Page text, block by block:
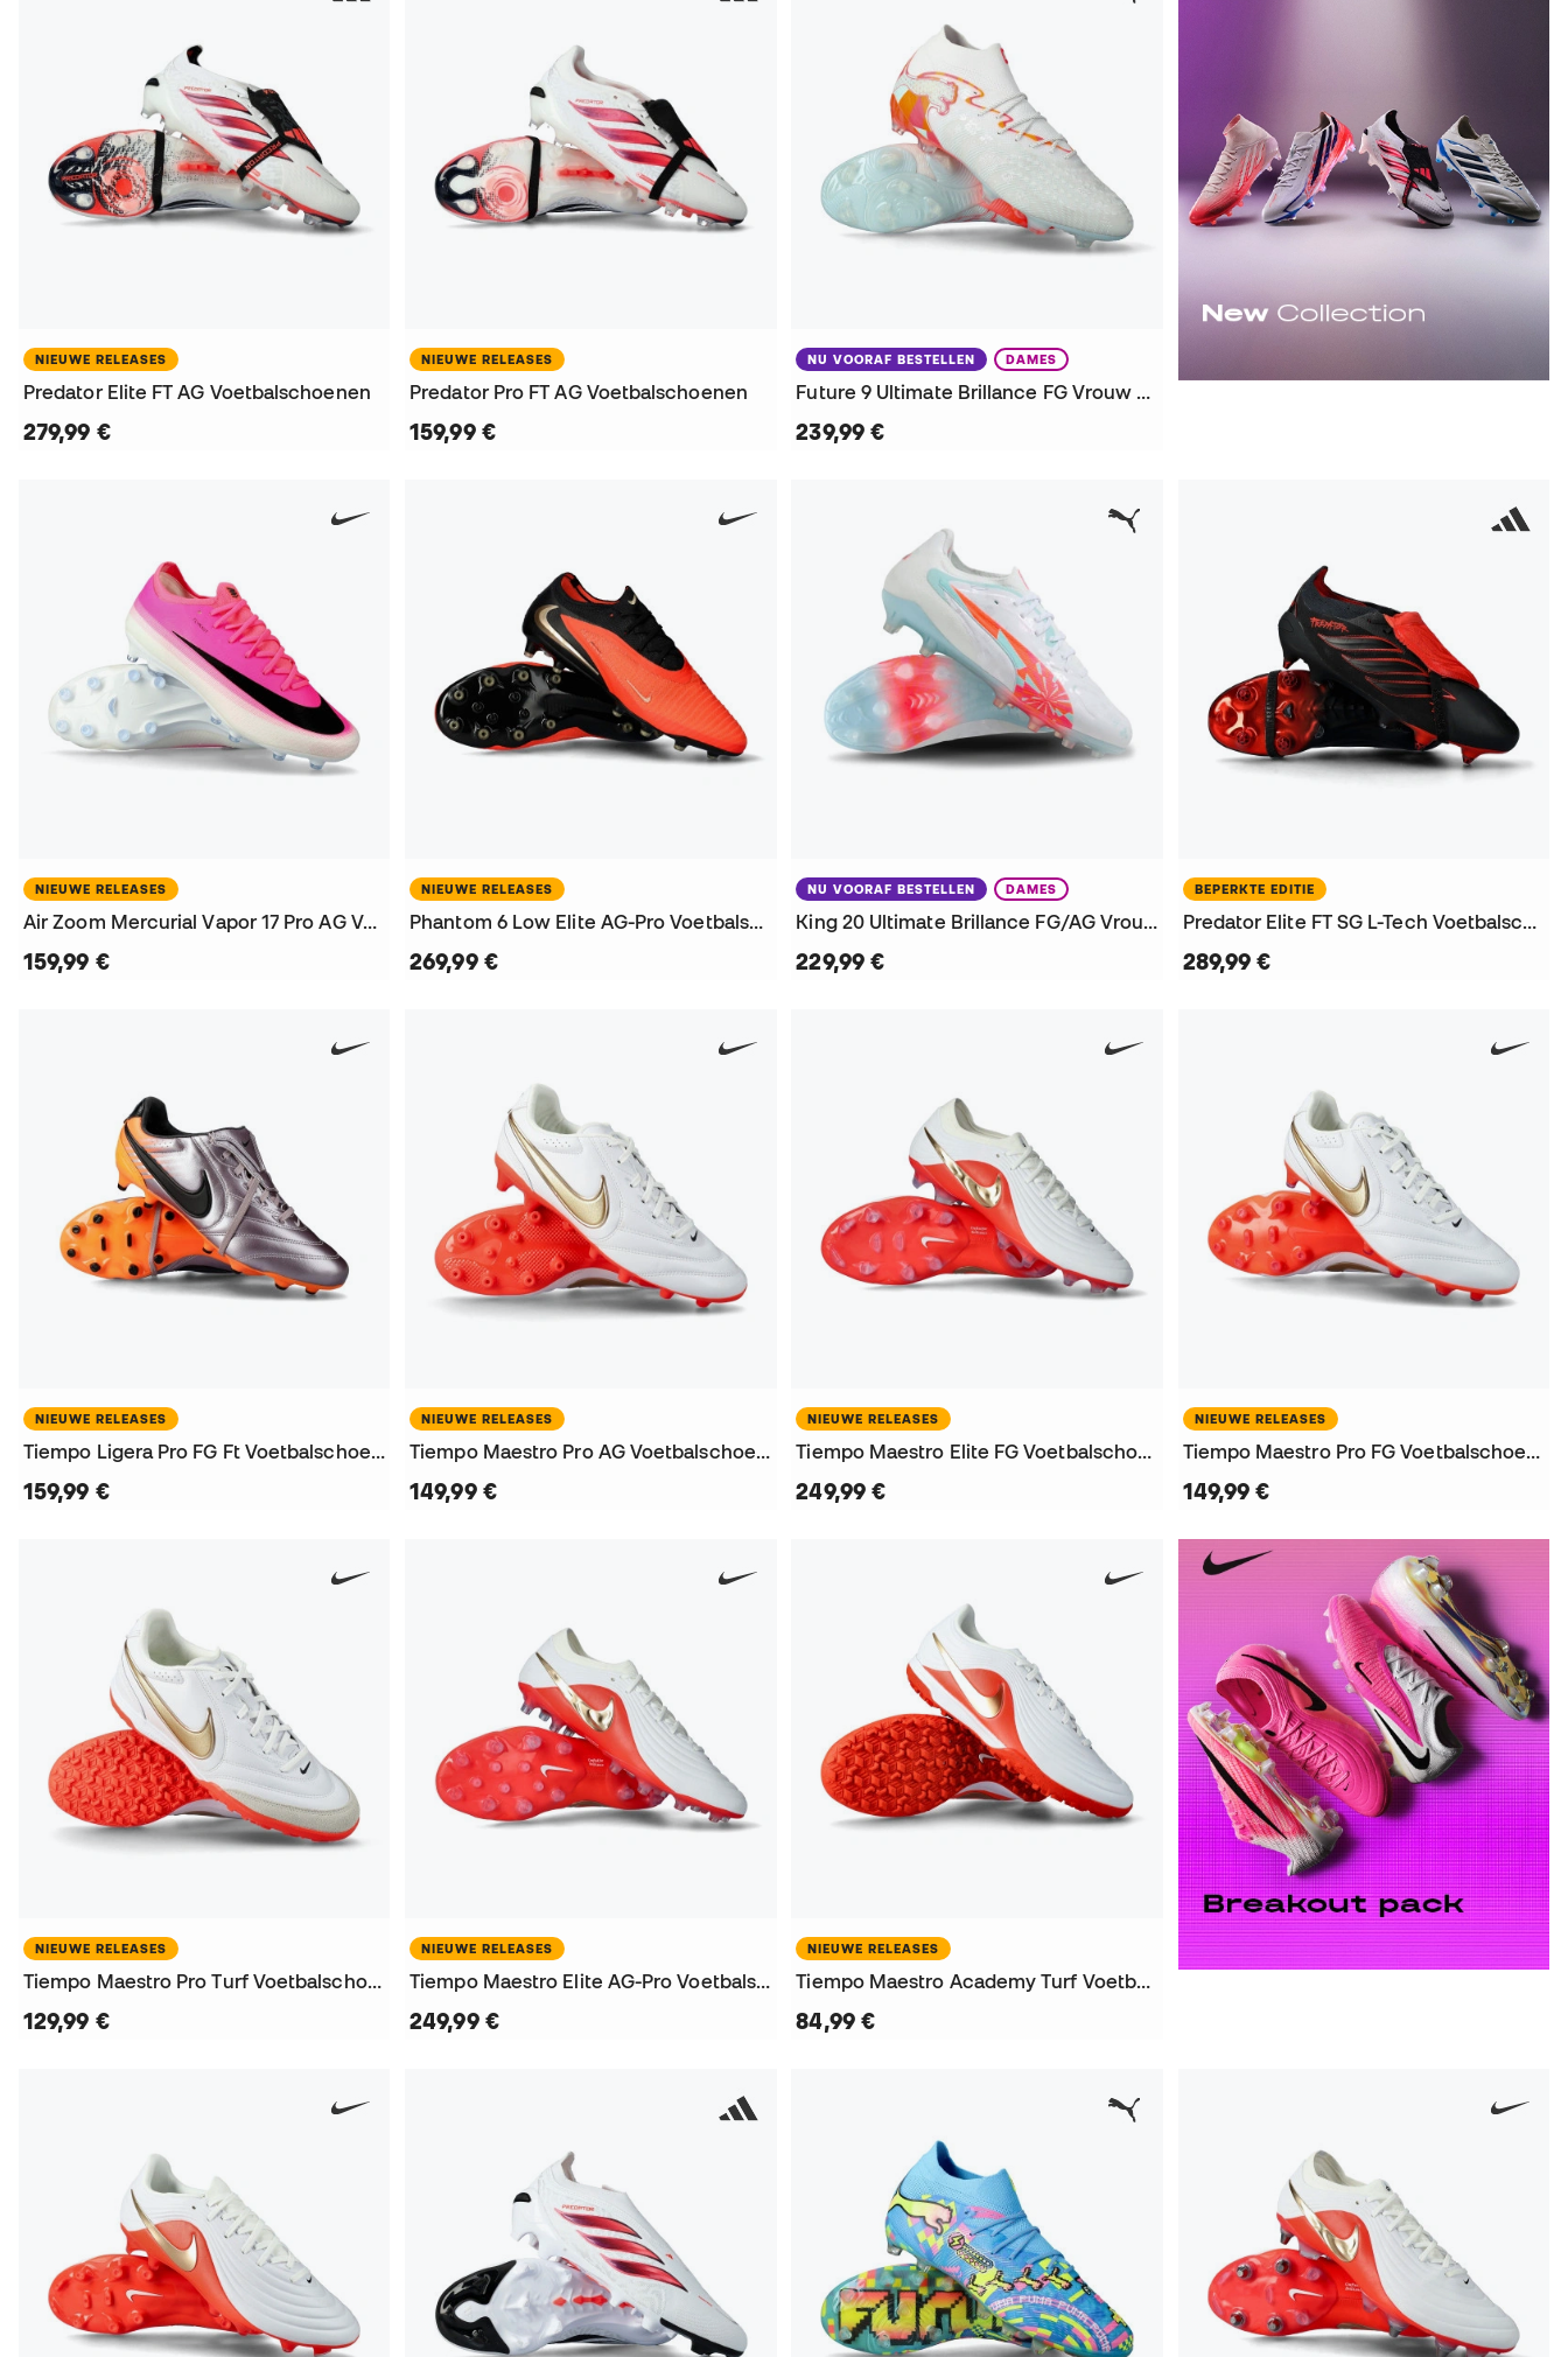
NIEUWE RELEASES
Predator Elite FT AG Voetbalschoenen
279,99 €
NIEUWE RELEASES
Predator Pro FT AG Voetbalschoenen
159,99 €
NU VOORAF BESTELLEN DAMES
Future 9 Ultimate Brillance FG Vrouw Voetbalschoenen
239,99 €
NIEUWE RELEASES
Air Zoom Mercurial Vapor 17 Pro AG Voetbalschoenen
159,99 €
NIEUWE RELEASES
Phantom 6 Low Elite AG-Pro Voetbalschoenen
269,99 €
NU VOORAF BESTELLEN DAMES
King 20 Ultimate Brillance FG/AG Vrouw Voetbalschoenen
229,99 €
BEPERKTE EDITIE
Predator Elite FT SG L-Tech Voetbalschoenen
289,99 €
NIEUWE RELEASES
Tiempo Ligera Pro FG Ft Voetbalschoenen
159,99 €
NIEUWE RELEASES
Tiempo Maestro Pro AG Voetbalschoenen
149,99 €
NIEUWE RELEASES
Tiempo Maestro Elite FG Voetbalschoenen
249,99 €
NIEUWE RELEASES
Tiempo Maestro Pro FG Voetbalschoenen
149,99 €
NIEUWE RELEASES
Tiempo Maestro Pro Turf Voetbalschoenen
129,99 €
NIEUWE RELEASES
Tiempo Maestro Elite AG-Pro Voetbalschoenen
249,99 €
NIEUWE RELEASES
Tiempo Maestro Academy Turf Voetbalschoenen
84,99 €